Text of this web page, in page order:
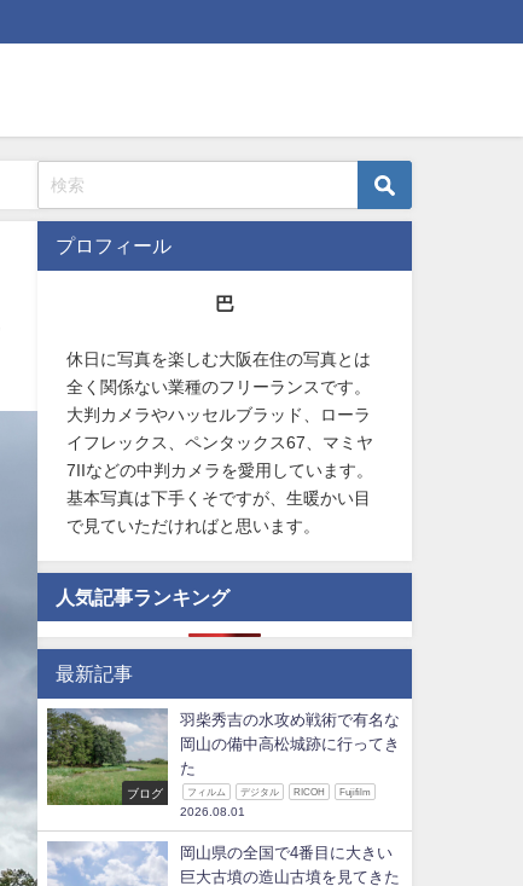
プロフィール
巴
休日に写真を楽しむ大阪在住の写真とは
全く関係ない業種のフリーランスです。
大判カメラやハッセルブラッド、ローラ
イフレックス、ペンタックス67、マミヤ
7IIなどの中判カメラを愛用しています。
基本写真は下手くそですが、生暖かい目
で見ていただければと思います。
人気記事ランキング
最新記事
ブログ
羽柴秀吉の水攻め戦術で有名な
岡山の備中高松城跡に行ってき
た
フィルム デジタル RICOH Fujifilm
2026.08.01
岡山県の全国で4番目に大きい
巨大古墳の造山古墳を見てきた